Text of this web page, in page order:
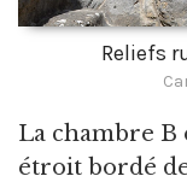
Reliefs
La chambre B
étroit bordé